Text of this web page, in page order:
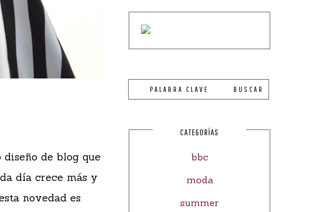
de blog que
día crece más y
novedad es
CATEGORÍAS
bbc
moda
summer